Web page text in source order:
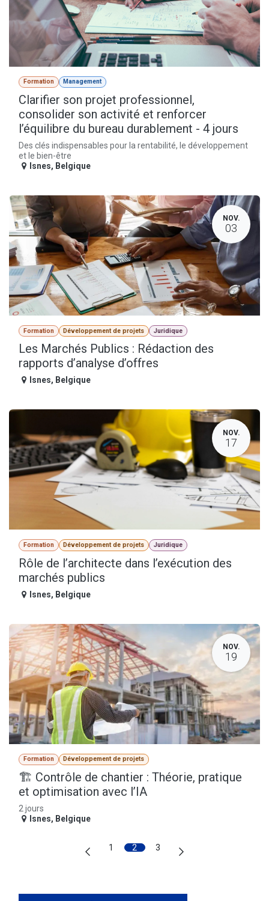
Formation Management
Clarifier son projet professionnel,
consolider son activité et renforcer
l’équilibre du bureau durablement - 4 jours
Des clés indispensables pour la rentabilité, le développement
et le bien-être
Isnes, Belgique
NOV.
03
Formation Développement de projets Juridique
Les Marchés Publics : Rédaction des
rapports d’analyse d’offres
Isnes, Belgique
NOV.
17
Formation Développement de projets Juridique
Rôle de l’architecte dans l’exécution des
marchés publics
Isnes, Belgique
NOV.
19
Formation Développement de projets
🏗️ Contrôle de chantier : Théorie, pratique
et optimisation avec l’IA
2 jours
Isnes, Belgique
1 2 3